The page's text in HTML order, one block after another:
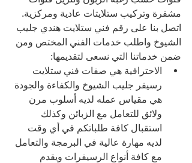
مشفرة وتركيب ستلايتات عادية ومركزية.
اتصل بنا على رقم فني ستلايت هندي جليب
الشيوخ واطلب خدمات الفني المختص ومن
ضمن خدماتنا التي نسعى لتقديمها:
الاحترافية هي صفات فني ستلايت
رسيفر جليب الشيوخ والكفاءة والجودة
هي مقياس عمله لديه أسلوب مرن
ولائق للتعامل مع الزبائن وكذلك
استقبال كافة طلباتكم في أي وقت
لديه مهارة عالية في البرمجة والتعامل
مع كافة أنواع الرسيفرات ويقدم